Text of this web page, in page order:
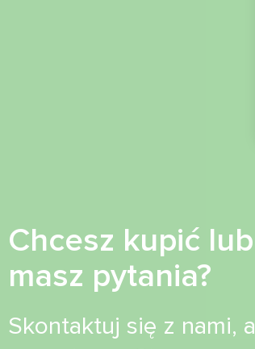
Chcesz kupić lub
masz pytania?
Skontaktuj się z nami, a